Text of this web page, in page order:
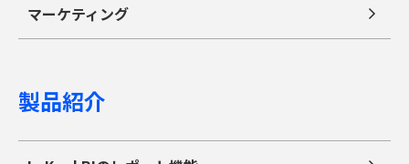
マーケティング
製品紹介